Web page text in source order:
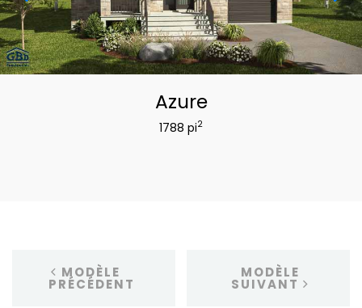
Azure
1788 pi2
MODÈLE
PRÉCÉDENT
MODÈLE
SUIVANT